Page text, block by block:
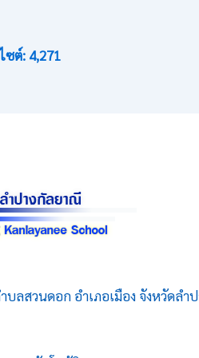
ซต์: 4,271
ลสวนดอก อำเภอเมือง จังหวัดลำป